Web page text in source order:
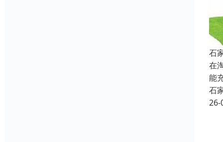
石
在
能
石
26-